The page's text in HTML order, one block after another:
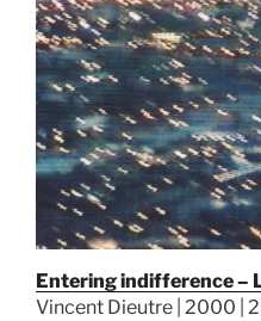
Entering indifference –
Vincent Dieutre | 2000 |